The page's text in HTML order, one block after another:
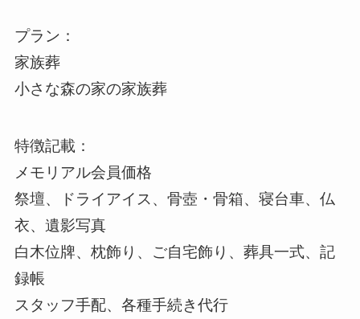
プラン：
家族葬
小さな森の家の家族葬
特徴記載：
メモリアル会員価格
祭壇、ドライアイス、骨壺・骨箱、寝台車、仏
衣、遺影写真
白木位牌、枕飾り、ご自宅飾り、葬具一式、記
録帳
スタッフ手配、各種手続き代行